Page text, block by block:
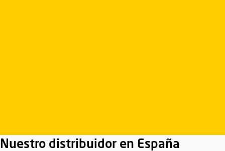
Nuestro distribuidor en España